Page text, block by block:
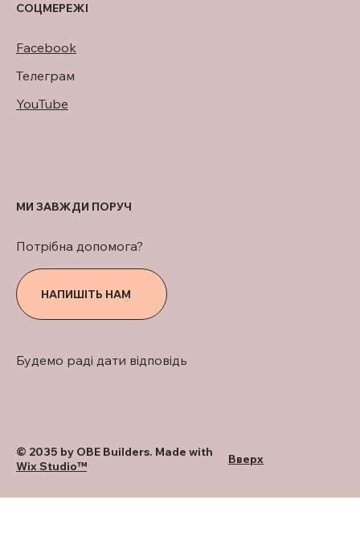
СОЦМЕРЕЖІ
Facebook
Телеграм
YouTube
Будемо раді дати відповідь
НАПИШІТЬ НАМ
Потрібна допомога?
МИ ЗАВЖДИ ПОРУЧ
© 2035 by OBE Builders. Made with
Wix Studio™
Вверх